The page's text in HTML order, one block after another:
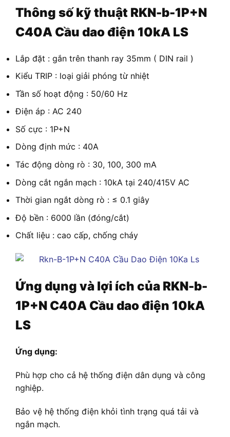
Thông số kỹ thuật RKN-b-1P+N
C40A Cầu dao điện 10kA LS
Lắp đặt : gắn trên thanh ray 35mm ( DIN rail )
Kiểu TRIP : loại giải phóng từ nhiệt
Tần số hoạt động : 50/60 Hz
Điện áp : AC 240
Số cực : 1P+N
Dòng định mức : 40A
Tác động dòng rò : 30, 100, 300 mA
Dòng cắt ngắn mạch : 10kA tại 240/415V AC
Thời gian ngắt dòng rò : ≤ 0.1 giây
Độ bền : 6000 lần (đóng/cắt)
Chất liệu : cao cấp, chống cháy
Ứng dụng và lợi ích của RKN-b-
1P+N C40A Cầu dao điện 10kA
LS
Ứng dụng:
Phù hợp cho cả hệ thống điện dân dụng và công
nghiệp.
Bảo vệ hệ thống điện khỏi tình trạng quá tải và
ngắn mạch.